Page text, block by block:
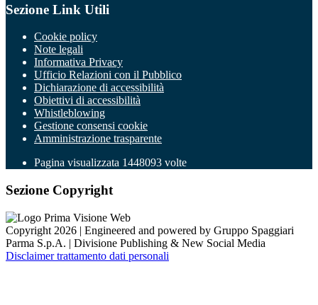
Sezione Link Utili
Cookie policy
Note legali
Informativa Privacy
Ufficio Relazioni con il Pubblico
Dichiarazione di accessibilità
Obiettivi di accessibilità
Whistleblowing
Gestione consensi cookie
Amministrazione trasparente
Pagina visualizzata 1448093 volte
Sezione Copyright
Copyright 2026 | Engineered and powered by Gruppo Spaggiari
Parma S.p.A. | Divisione Publishing & New Social Media
Disclaimer trattamento dati personali